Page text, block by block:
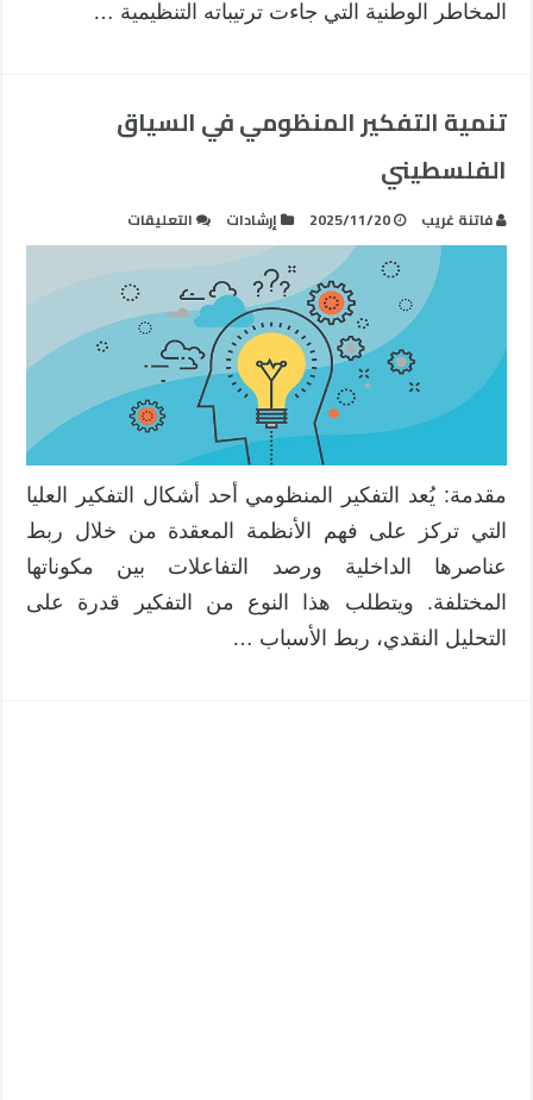
المخاطر الوطنية التي جاءت ترتيباته التنظيمية …
تنمية التفكير المنظومي في السياق
الفلسطيني
فاتنة غريب 2025/11/20 إرشادات التعليقات
تنمية
المنظومي
في
السياق
مغلقة
مقدمة: يُعد التفكير المنظومي أحد أشكال التفكير العليا
التي تركز على فهم الأنظمة المعقدة من خلال ربط
عناصرها الداخلية ورصد التفاعلات بين مكوناتها
المختلفة. ويتطلب هذا النوع من التفكير قدرة على
التحليل النقدي، ربط الأسباب …